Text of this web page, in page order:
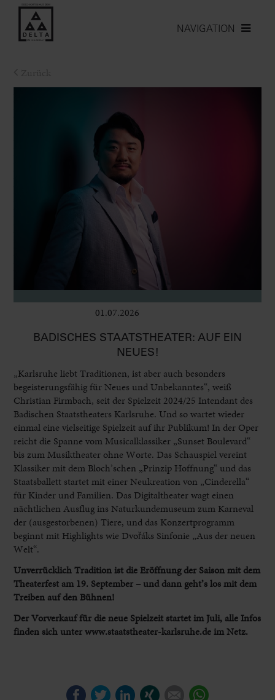
NAVIGATION
01.07.2026
BADISCHES STAATSTHEATER: AUF EIN
NEUES!
„Karlsruhe liebt Traditionen, ist aber auch besonders
begeisterungsfähig für Neues und Unbekanntes“, weiß
Christian Firmbach, seit der Spielzeit 2024/25 Intendant des
Badischen Staatstheaters Karlsruhe. Und so wartet wieder
einmal eine vielseitige Spielzeit auf ihr Publikum! In der Oper
reicht die Spanne vom Musicalklassiker „Sunset Boulevard“
bis zum Musiktheater ohne Worte. Das Schauspiel vereint
Klassiker mit dem Bloch’schen „Prinzip Hoffnung“ und das
Staatsballett startet mit einer Neukreation von „Cinderella“
für Kinder und Familien. Das Digitaltheater wagt einen
nächtlichen Ausflug ins Naturkundemuseum zum Karneval
der (ausgestorbenen) Tiere, und das Konzertprogramm
beginnt mit Highlights wie Dvořáks Sinfonie „Aus der neuen
Welt“.
Unverrücklich Tradition ist die Eröffnung der Saison mit dem
Theaterfest am 19. September – und dann geht’s los mit dem
Treiben auf den Bühnen!
Der Vorverkauf für die neue Spielzeit startet im Juli, alle Infos
finden sich unter www.staatstheater-karlsruhe.de im Netz.
FacebookTwitterLinkedIn E-mail